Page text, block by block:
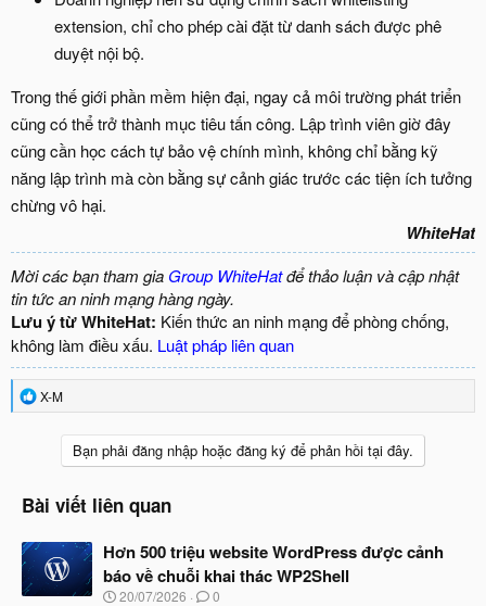
extension, chỉ cho phép cài đặt từ danh sách được phê
duyệt nội bộ.
Trong thế giới phần mềm hiện đại, ngay cả môi trường phát triển
cũng có thể trở thành mục tiêu tấn công. Lập trình viên giờ đây
cũng cần học cách tự bảo vệ chính mình, không chỉ bằng kỹ
năng lập trình mà còn bằng sự cảnh giác trước các tiện ích tưởng
chừng vô hại.
WhiteHat
Mời các bạn tham gia Group WhiteHatđể thảo luận và cập nhật
tin tức an ninh mạng hàng ngày.
Lưu ý từ WhiteHat: Kiến thức an ninh mạng để phòng chống,
không làm điều xấu. Luật pháp liên quan
R
e
o
n
:
X-M
Bạn phải đăng nhập hoặc đăng ký để phản hồi tại đây.
Bài viết liên quan
Hơn 500 triệu website WordPress được cảnh
báo về chuỗi khai thác WP2Shell
N
20/07/2026 0